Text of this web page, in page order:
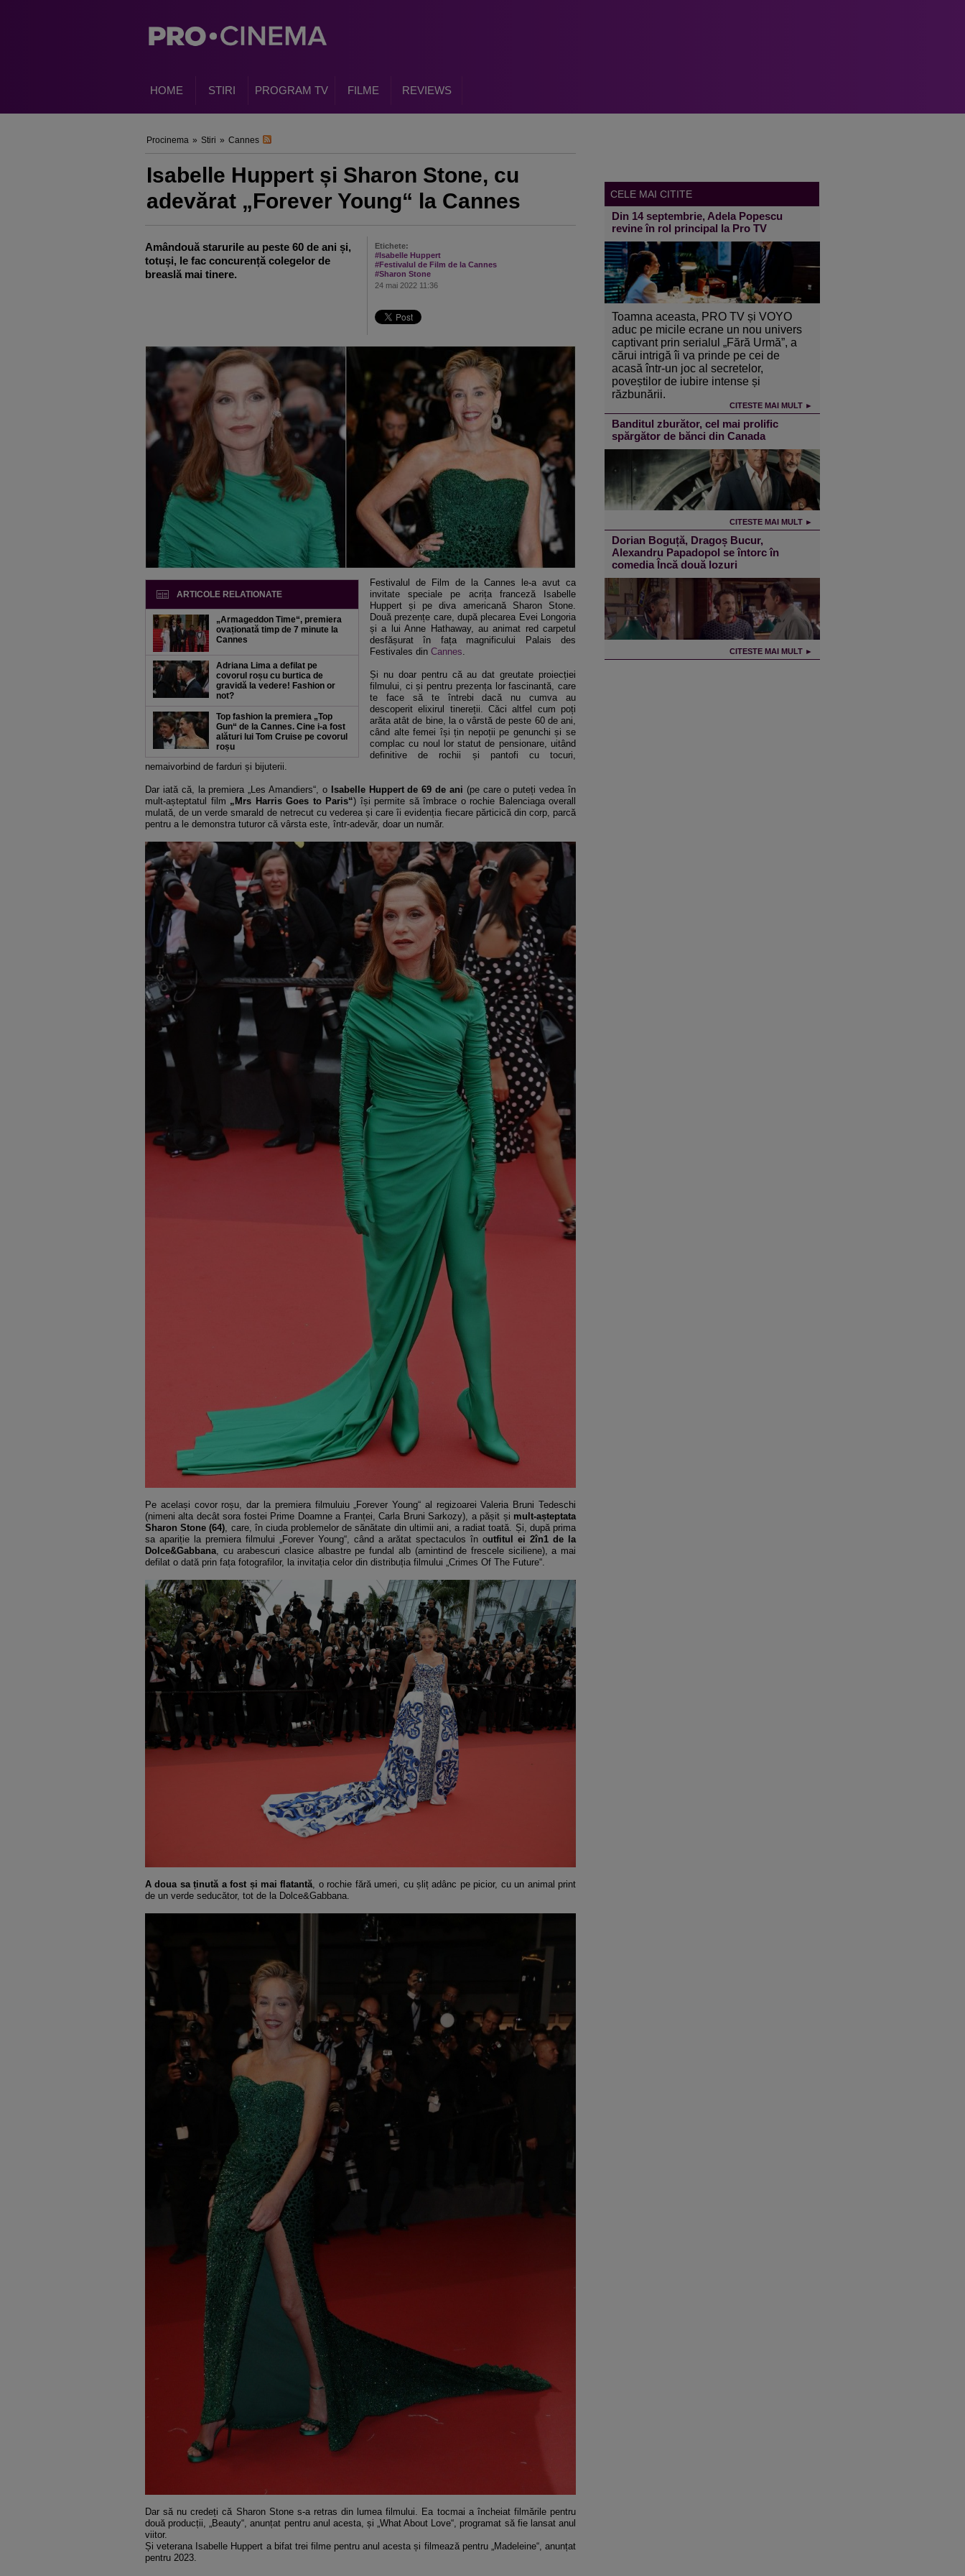
HOME STIRI PROGRAM TV FILME REVIEWS
Procinema » Stiri » Cannes
Isabelle Huppert și Sharon Stone, cu
adevărat „Forever Young“ la Cannes
Etichete:
#Isabelle Huppert
#Festivalul de Film de la Cannes
#Sharon Stone
24 mai 2022 11:36
Amândouă starurile au peste 60 de ani și,
totuși, le fac concurență colegelor de
breaslă mai tinere.
ARTICOLE RELATIONATE
„Armageddon Time“, premiera
ovaționată timp de 7 minute la
Cannes
Adriana Lima a defilat pe
covorul roșu cu burtica de
gravidă la vedere! Fashion or
not?
Top fashion la premiera „Top
Gun“ de la Cannes. Cine i-a fost
alături lui Tom Cruise pe covorul
roșu
Festivalul de Film de la Cannes le-a avut ca
invitate speciale pe acrița franceză Isabelle
Huppert și pe diva americană Sharon Stone.
Două prezențe care, după plecarea Evei Longoria
și a lui Anne Hathaway, au animat red carpetul
desfășurat în fața magnificului Palais des
Festivales din Cannes.
Și nu doar pentru că au dat greutate proiecției
filmului, ci și pentru prezența lor fascinantă, care
te face să te întrebi dacă nu cumva au
descoperit elixirul tinereții. Căci altfel cum poți
arăta atât de bine, la o vârstă de peste 60 de ani,
când alte femei își țin nepoții pe genunchi și se
complac cu noul lor statut de pensionare, uitând
definitive de rochii și pantofi cu tocuri,
nemaivorbind de farduri și bijuterii.
Dar iată că, la premiera „Les Amandiers“, o Isabelle Huppert de 69 de ani (pe care o puteți vedea în
mult-așteptatul film „Mrs Harris Goes to Paris“) își permite să îmbrace o rochie Balenciaga overall
mulată, de un verde smarald de netrecut cu vederea și care îi evidenția fiecare părticică din corp, parcă
pentru a le demonstra tuturor că vârsta este, într-adevăr, doar un număr.
Pe același covor roșu, dar la premiera filmuluiu „Forever Young“ al regizoarei Valeria Bruni Tedeschi
(nimeni alta decât sora fostei Prime Doamne a Franței, Carla Bruni Sarkozy), a pășit și mult-așteptata
Sharon Stone (64), care, în ciuda problemelor de sănătate din ultimii ani, a radiat toată. Și, după prima
sa apariție la premiera filmului „Forever Young“, când a arătat spectaculos în outfitul ei 2în1 de la
Dolce&Gabbana, cu arabescuri clasice albastre pe fundal alb (amintind de frescele siciliene), a mai
defilat o dată prin fața fotografilor, la invitația celor din distribuția filmului „Crimes Of The Future“.
A doua sa ținută a fost și mai flatantă, o rochie fără umeri, cu șliț adânc pe picior, cu un animal print
de un verde seducător, tot de la Dolce&Gabbana.
Dar să nu credeți că Sharon Stone s-a retras din lumea filmului. Ea tocmai a încheiat filmările pentru
două producții, „Beauty“, anunțat pentru anul acesta, și „What About Love“, programat să fie lansat anul
viitor.
Și veterana Isabelle Huppert a bifat trei filme pentru anul acesta și filmează pentru „Madeleine“, anunțat
pentru 2023.
CELE MAI CITITE
Din 14 septembrie, Adela Popescu
revine în rol principal la Pro TV
Toamna aceasta, PRO TV și VOYO
aduc pe micile ecrane un nou univers
captivant prin serialul „Fără Urmă”, a
cărui intrigă îi va prinde pe cei de
acasă într-un joc al secretelor,
poveștilor de iubire intense și
răzbunării.
CITESTE MAI MULT ►
Banditul zburător, cel mai prolific
spărgător de bănci din Canada
CITESTE MAI MULT ►
Dorian Boguță, Dragoș Bucur,
Alexandru Papadopol se întorc în
comedia Încă două lozuri
CITESTE MAI MULT ►